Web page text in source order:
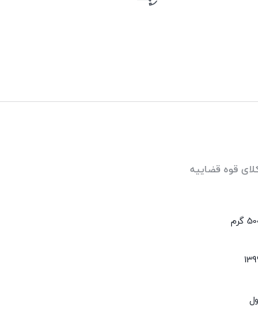
قوه قضاییه
گرم